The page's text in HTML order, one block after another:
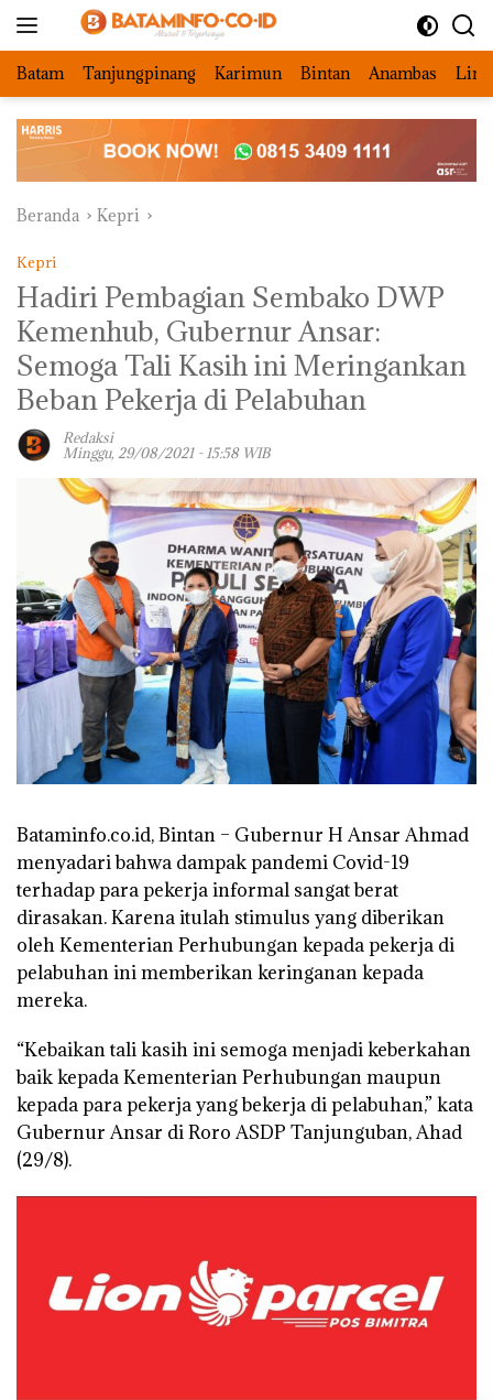
Batam Tanjungpinang Karimun Bintan Anambas
Beranda Kepri
Kepri
Hadiri Pembagian Sembako DWP
Kemenhub, Gubernur Ansar:
Semoga Tali Kasih ini Meringankan
Beban Pekerja di Pelabuhan
Redaksi
Minggu, 29/08/2021 - 15:58 WIB
Bataminfo.co.id, Bintan – Gubernur H Ansar Ahmad
menyadari bahwa dampak pandemi Covid-19
terhadap para pekerja informal sangat berat
dirasakan. Karena itulah stimulus yang diberikan
oleh Kementerian Perhubungan kepada pekerja di
pelabuhan ini memberikan keringanan kepada
mereka.
“Kebaikan tali kasih ini semoga menjadi keberkahan
baik kepada Kementerian Perhubungan maupun
kepada para pekerja yang bekerja di pelabuhan,” kata
Gubernur Ansar di Roro ASDP Tanjunguban, Ahad
(29/8).